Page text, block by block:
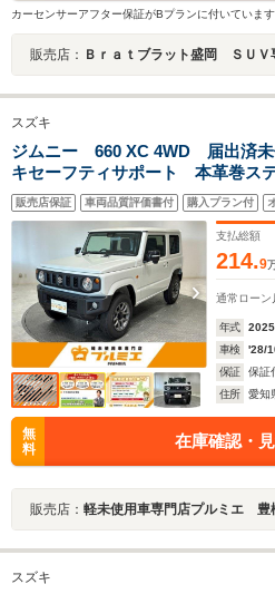
カーセンサーアフター保証がBプランに付いています
販売店： Ｂｒａｔブラット盛岡 ＳＵＶ
スズキ
ジムニー 660 XC 4WD 届出済
キセーフティサポート 本革巻ス
アコン 防汚タイプラゲッジフ
ッドランプウォッシャー 運転席
販売店保証 車両品質評価書付 購入プラン付
支払総額
214.9
通常ローン
年式 2025
車検
'28/
保証
保証
住所
愛知
無
料
在庫確認・
販売店： 軽未使用車専門店プルミエ 豊
スズキ